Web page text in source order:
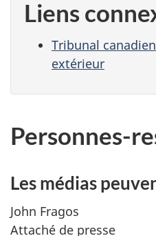
Liens
Tribunal
extérieur
Personnes-
Les médias
John Fragos
Attaché de presse